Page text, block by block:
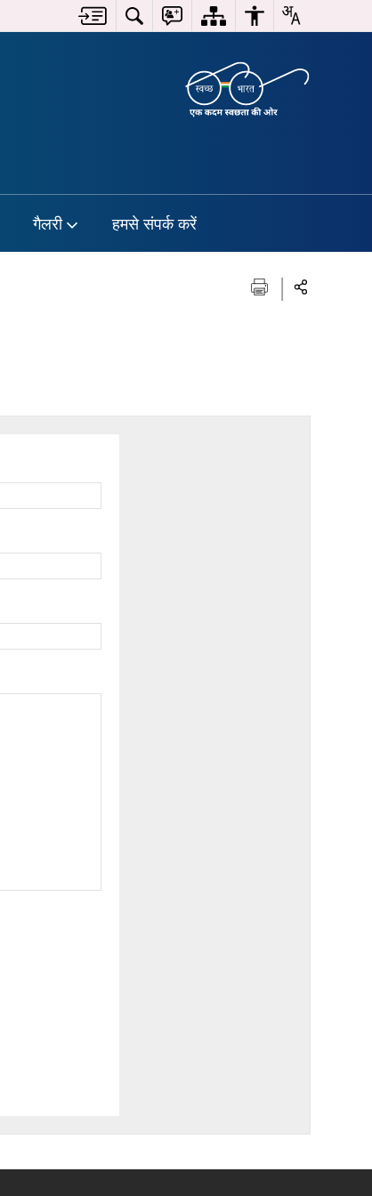
गैलरी हमसे संपर्क करें